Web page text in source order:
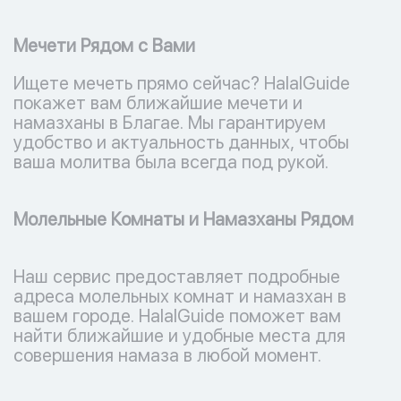
Мечети Рядом с Вами
Ищете мечеть прямо сейчас? HalalGuide
покажет вам ближайшие мечети и
намазханы в Благае. Мы гарантируем
удобство и актуальность данных, чтобы
ваша молитва была всегда под рукой.
Молельные Комнаты и Намазханы Рядом
Наш сервис предоставляет подробные
адреса молельных комнат и намазхан в
вашем городе. HalalGuide поможет вам
найти ближайшие и удобные места для
совершения намаза в любой момент.